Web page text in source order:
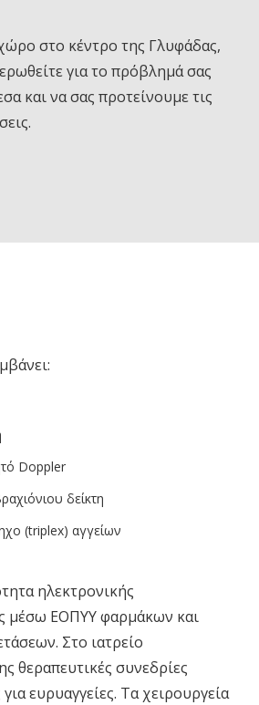
στο κέντρο της Γλυφάδας,
για το πρόβλημά σας
και να σας προτείνουμε τις
Doppler
δείκτη
(triplex) αγγείων
ηλεκτρονικής
μέσω ΕΟΠΥΥ φαρμάκων και
Στο ιατρείο
θεραπευτικές συνεδρίες
ευρυαγγείες. Τα χειρουργεία